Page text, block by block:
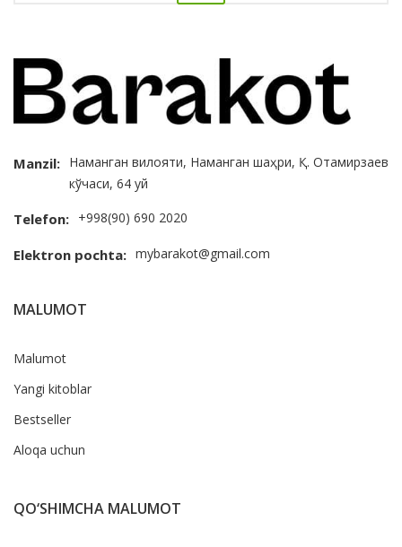
Manzil: Наманган вилояти, Наманган шаҳри, Қ. Отамирзаев
кўчаси, 64 уй
Telefon: +998(90) 690 2020
Elektron pochta: mybarakot@gmail.com
MALUMOT
Malumot
Yangi kitoblar
Bestseller
Aloqa uchun
QO‘SHIMCHA MALUMOT